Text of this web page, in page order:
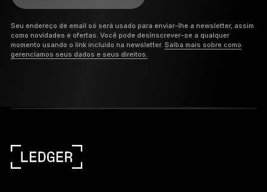
Seu endereço de email só será usado para enviar-lhe a newsletter, assim
como novidades e ofertas. Você pode desinscrever-se a qualquer
momento usando o link incluído na newsletter. Saiba mais sobre como
gerenciamos seus dados e seus direitos.